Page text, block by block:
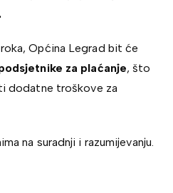
Općina Legrad bit će
za plaćanje, što
dodatne troškove za
na suradnji i razumijevanju.